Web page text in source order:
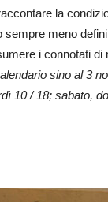
la
sempre meno
i connotati di
sino al 3
10 / 18; sabato,